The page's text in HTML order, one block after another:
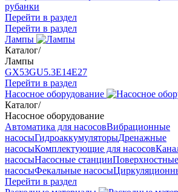
рубанки
Перейти в раздел
Перейти в раздел
Лампы
Каталог/
Лампы
GX53GU5.3Е14Е27
Перейти в раздел
Насосное оборудование
Каталог/
Насосное оборудование
Автоматика для насосовВибрационные
насосыГидроаккумуляторыДренажные
насосыКомплектующие для насосов
насосыНасосные станции
насосыФекальные насосы
Перейти в раздел